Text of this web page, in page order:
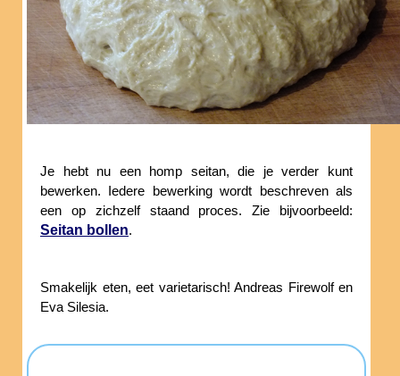
Je hebt nu een homp seitan, die je verder kunt
bewerken. Iedere bewerking wordt beschreven als
een op zichzelf staand proces. Zie bijvoorbeeld:
Seitan bollen.
Smakelijk eten, eet varietarisch! Andreas Firewolf en
Eva Silesia.